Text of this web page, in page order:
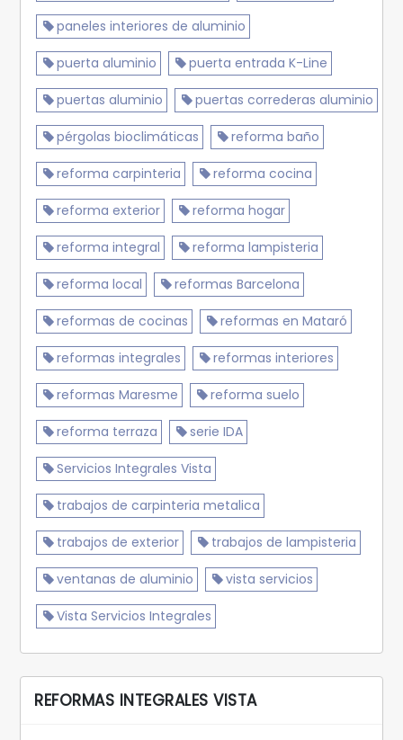
paneles interiores de aluminio
puerta aluminio puerta entrada K-Line
puertas aluminio puertas correderas aluminio
pérgolas bioclimáticas reforma baño
reforma carpinteria reforma cocina
reforma exterior reforma hogar
reforma integral reforma lampisteria
reforma local reformas Barcelona
reformas de cocinas reformas en Mataró
reformas integrales reformas interiores
reformas Maresme reforma suelo
reforma terraza serie IDA
Servicios Integrales Vista
trabajos de carpinteria metalica
trabajos de exterior trabajos de lampisteria
ventanas de aluminio vista servicios
Vista Servicios Integrales
REFORMAS INTEGRALES VISTA